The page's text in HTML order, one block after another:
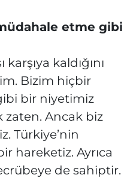
etme gibi
kaldığını
Bizim hiçbir
bir niyetimiz
zaten. Ancak biz
Türkiye’nin
hareketiz. Ayrıca
de sahiptir.